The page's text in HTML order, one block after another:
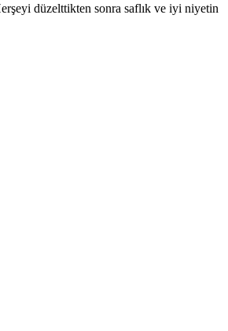
düzelttikten sonra saflık ve iyi niyetin